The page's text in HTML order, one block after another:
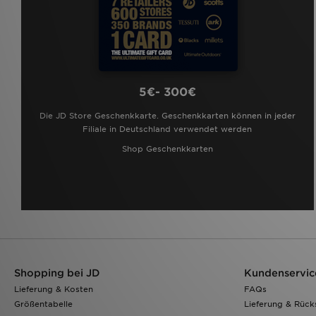
(52)
Vans(18)
Zavetti Canada(5)
5€- 300€
Die JD Store Geschenkkarte. Geschenkkarten können in jeder
Filiale in Deutschland verwendet werden
Shop Geschenkkarten
Shopping bei JD
Lieferung & Kosten
Größentabelle
FAQs
Lieferung &